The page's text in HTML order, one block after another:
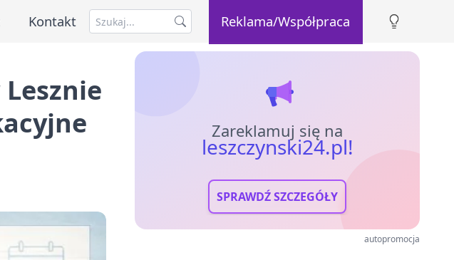
Kontakt Reklama/Współpraca
Zareklamuj się na
leszczynski24.pl!
SPRAWDŹ SZCZEGÓŁY
autopromocja